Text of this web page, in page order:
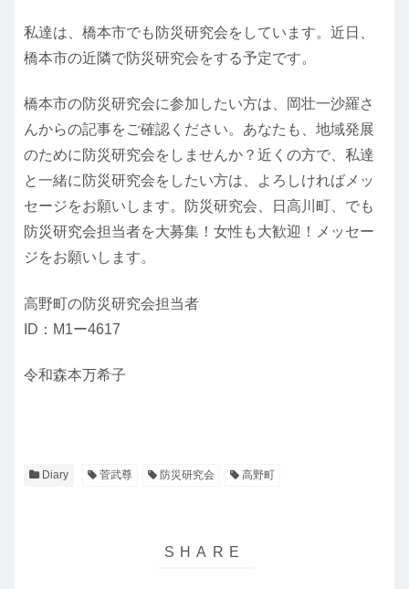
私達は、橋本市でも防災研究会をしています。近日、
橋本市の近隣で防災研究会をする予定です。
橋本市の防災研究会に参加したい方は、岡壮一沙羅さ
んからの記事をご確認ください。あなたも、地域発展
のために防災研究会をしませんか？近くの方で、私達
と一緒に防災研究会をしたい方は、よろしければメッ
セージをお願いします。防災研究会、日高川町、でも
防災研究会担当者を大募集！女性も大歓迎！メッセー
ジをお願いします。
高野町の防災研究会担当者
ID：M1ー4617
令和森本万希子
Diary 菅武尊 防災研究会 高野町